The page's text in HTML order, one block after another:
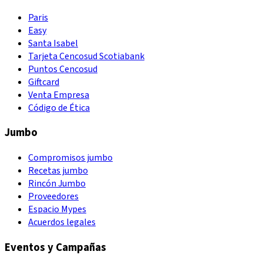
Paris
Easy
Santa Isabel
Tarjeta Cencosud Scotiabank
Puntos Cencosud
Giftcard
Venta Empresa
Código de Ética
Jumbo
Compromisos jumbo
Recetas jumbo
Rincón Jumbo
Proveedores
Espacio Mypes
Acuerdos legales
Eventos y Campañas